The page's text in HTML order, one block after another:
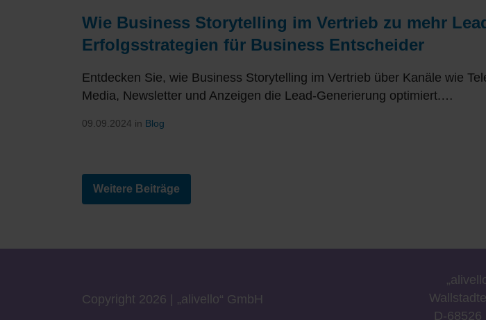
Wie Business Storytelling im Vertrieb zu mehr
Erfolgsstrategien für Business Entscheider
Entdecken Sie, wie Business Storytelling im Vertrieb über Kanäle wie
Media, Newsletter und Anzeigen die Lead-Generierung optimiert.…
09.09.2024 in Blog
Weitere Beiträge
„alivell
D-68526
Copyright 2026 | „a livell o“ GmbH